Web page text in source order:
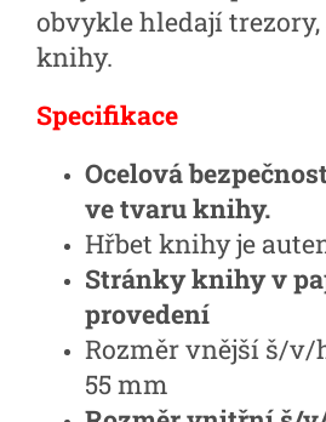
obvykle hledají trezory,
knihy.
Specifikace
Ocelová
ve tvaru knihy.
Hřbet knihy je
Stránky knihy v
provedení
Rozměr vnější š/v/
55 mm